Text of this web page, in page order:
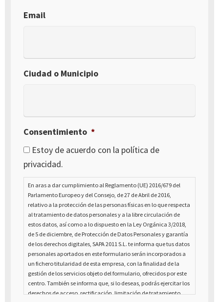
Email
Ciudad o Municipio
Consentimiento *
Estoy de acuerdo con la política de
privacidad.
En aras a dar cumplimiento al Reglamento (UE) 2016/679 del
Parlamento Europeo y del Consejo, de 27 de Abril de 2016,
relativo a la protección de las personas físicas en lo que respecta
al tratamiento de datos personales y a la libre circulación de
estos datos, así como a lo dispuesto en la Ley Orgánica 3/2018,
de 5 de diciembre, de Protección de Datos Personales y garantía
de los derechos digitales, SAPA 2011 S.L. te informa que tus datos
personales aportados en este formulario serán incorporados a
un fichero titularidad de esta empresa, con la finalidad de la
gestión de los servicios objeto del formulario, ofrecidos por este
centro. También se informa que, si lo deseas, podrás ejercitar los
derechos de acceso, rectificación, limitación de tratamiento,